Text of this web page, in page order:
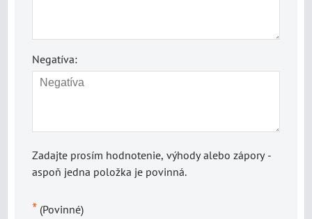
Negatíva:
Zadajte prosím hodnotenie, výhody alebo zápory -
aspoň jedna položka je povinná.
* (Povinné)